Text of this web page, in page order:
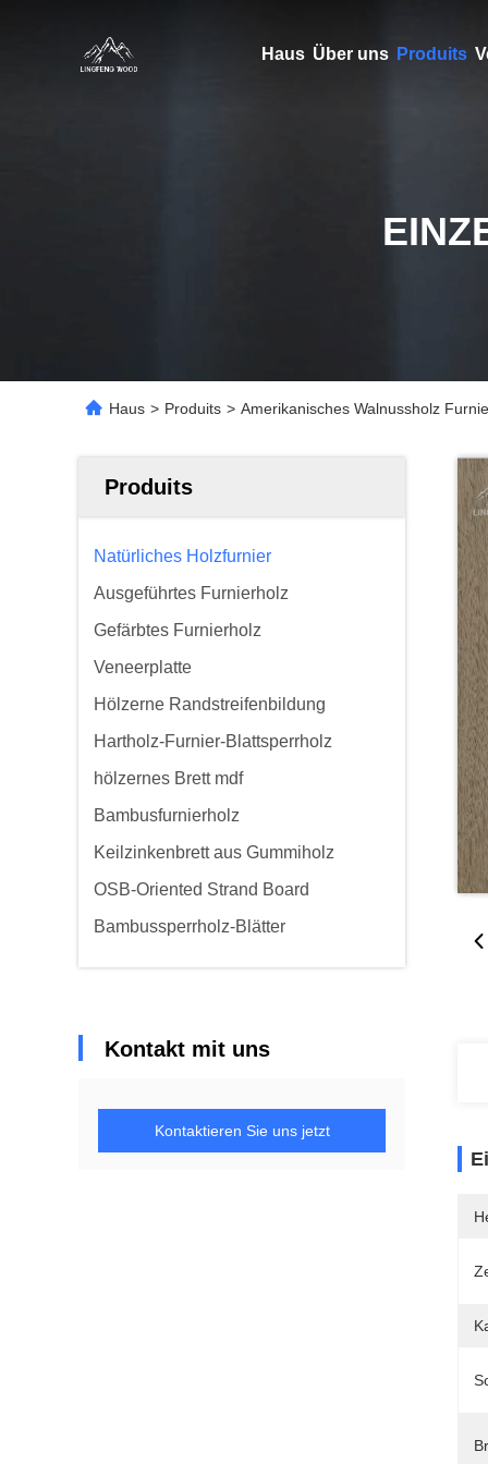
Haus Über uns Produits
Haus > Produits > Amerikanisches Walnussholz
Produits
Natürliches Holzfurnier
Ausgeführtes Furnierholz
Gefärbtes Furnierholz
Veneerplatte
Hölzerne Randstreifenbildung
Hartholz-Furnier-Blattsperrholz
hölzernes Brett mdf
Bambusfurnierholz
Keilzinkenbrett aus Gummiholz
OSB-Oriented Strand Board
Bambussperrholz-Blätter
Kontakt mit uns
Kontaktieren Sie uns jetzt